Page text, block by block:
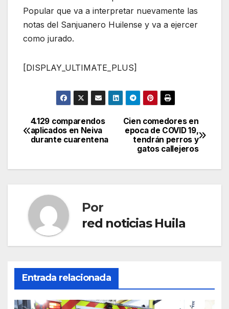
Popular que va a interpretar nuevamente las
notas del Sanjuanero Huilense y va a ejercer
como jurado.
[DISPLAY_ULTIMATE_PLUS]
Navegación
de
entradas
Cien comedores en
epoca de COVID 19,
tendrán perros y
gatos callejeros
4.129 comparendos
aplicados en Neiva
durante cuarentena
Por
red noticias Huila
Entrada relacionada